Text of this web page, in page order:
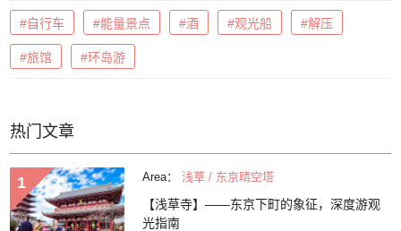
#自行车 #能量景点 #酒 #观光船 #解压
#旅馆 #环岛游
热门文章
Area： 浅草 / 东京晴空塔
【浅草寺】——东京下町的象征，深度游观
光指南